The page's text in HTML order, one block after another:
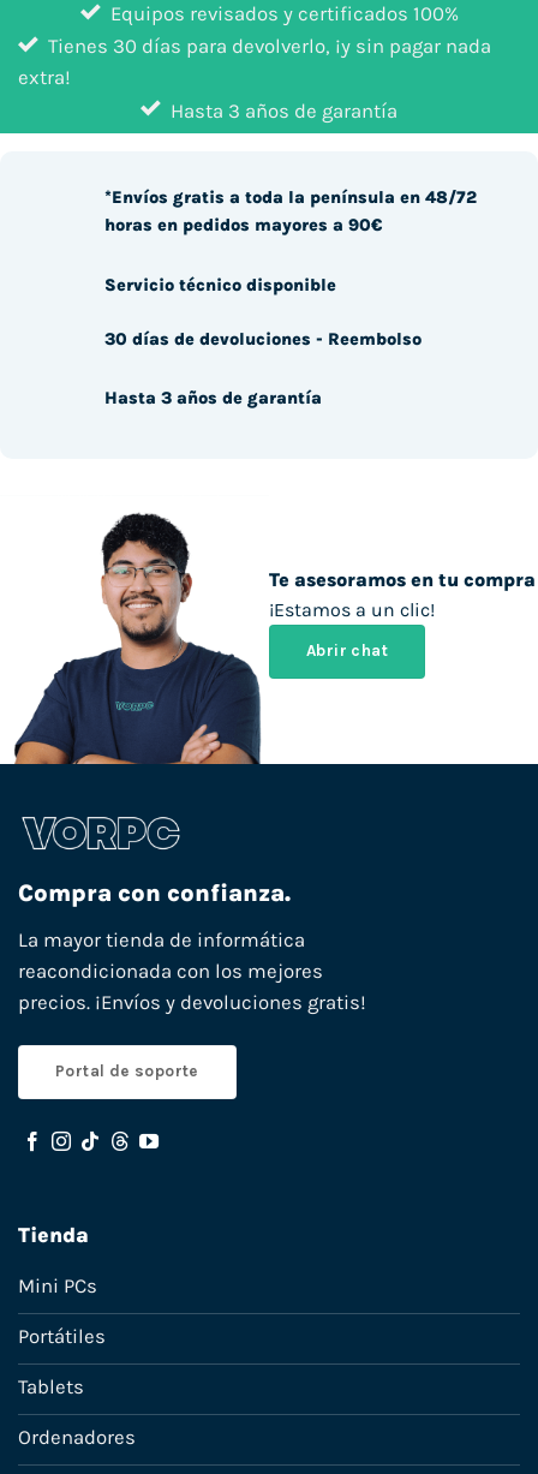
Equipos revisados y certificados 100%
Tienes 30 días para devolverlo, ¡y sin pagar nada
extra!
Hasta 3 años de garantía
Te asesoramos en tu compra
¡Estamos a un clic!
Abrir chat
*Envíos gratis a toda la península en 48/72
horas en pedidos mayores a 90€
Servicio técnico disponible
30 días de devoluciones - Reembolso
Hasta 3 años de garantía
Compra con confianza.
La mayor tienda de informática
reacondicionada con los mejores
precios. ¡Envíos y devoluciones gratis!
Portal de soporte
Tienda
Mini PCs
Portátiles
Tablets
Ordenadores